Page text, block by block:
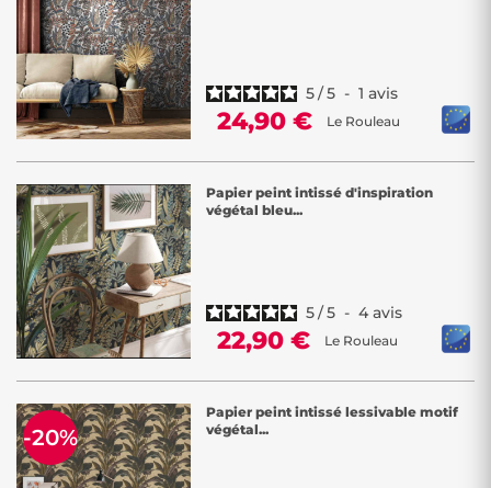
5/5 - 1 avis
24,90 € Le Rouleau
Papier peint intissé d'inspiration
végétal bleu...
5/5 - 4 avis
22,90 € Le Rouleau
Papier peint intissé lessivable motif
végétal...
-20%